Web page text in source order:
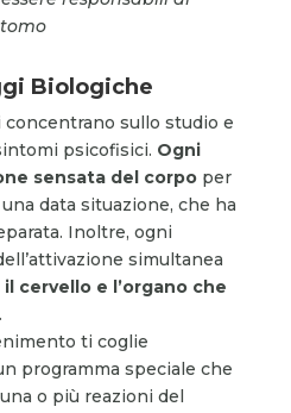
Biologiche
sullo studio e
psicofisici. Ogni
sensata del corpo per
data situazione, che ha
Inoltre, ogni
simultanea
il cervello e l’organo che
ti coglie
programma speciale che
o più reazioni del